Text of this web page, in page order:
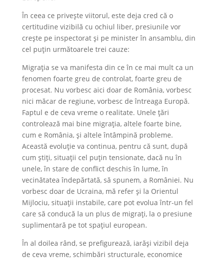
În ceea ce privește viitorul, este deja cred că o
certitudine vizibilă cu ochiul liber, presiunile vor
crește pe inspectorat și pe minister în ansamblu, din
cel puțin următoarele trei cauze:
Migrația se va manifesta din ce în ce mai mult ca un
fenomen foarte greu de controlat, foarte greu de
procesat. Nu vorbesc aici doar de România, vorbesc
nici măcar de regiune, vorbesc de întreaga Europă.
Faptul e de ceva vreme o realitate. Unele țări
controlează mai bine migrația, altele foarte bine,
cum e România, și altele întâmpină probleme.
Această evoluție va continua, pentru că sunt, după
cum știți, situații cel puțin tensionate, dacă nu în
unele, în stare de conflict deschis în lume, în
vecinătatea îndepărtată, să spunem, a României. Nu
vorbesc doar de Ucraina, mă refer și la Orientul
Mijlociu, situații instabile, care pot evolua într-un fel
care să conducă la un plus de migrați, la o presiune
suplimentară pe tot spațiul european.
În al doilea rând, se prefigurează, iarăși vizibil deja
de ceva vreme, schimbări structurale, economice